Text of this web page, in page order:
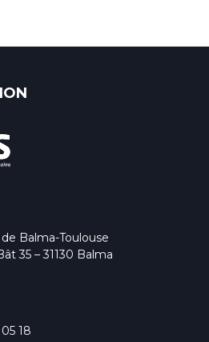
Balma-Toulouse
35 – 31130 Balma
18